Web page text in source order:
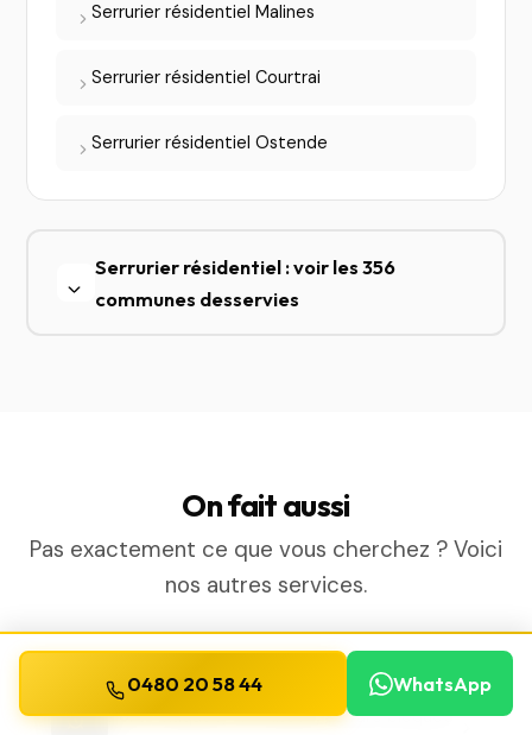
Serrurier résidentiel Malines
Serrurier résidentiel Courtrai
Serrurier résidentiel Ostende
Serrurier résidentiel : voir les 356
communes desservies
On fait aussi
Pas exactement ce que vous cherchez ? Voici
nos autres services.
Serrurier urgence
Porte claquée, clé cassée, serrure bloquée
0480 20 58 44 WhatsApp